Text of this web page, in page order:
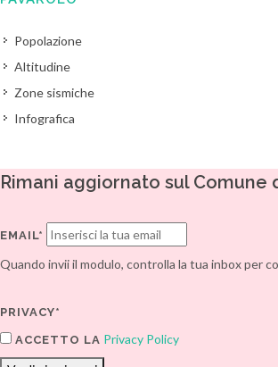
Popolazione
Altitudine
Zone sismiche
Infografica
Rimani aggiornato sul Comune
EMAIL*
Quando invii il modulo, controlla la tua inbox per
PRIVACY*
ACCETTO LA Privacy Policy